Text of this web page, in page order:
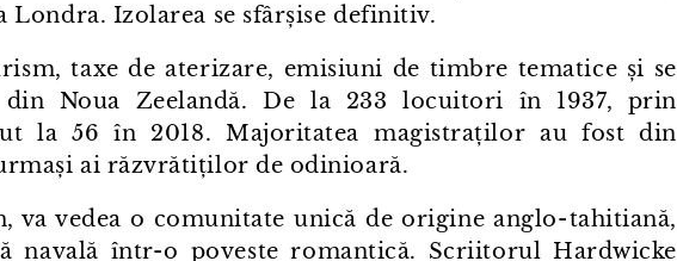
Izolarea se sfârșise definitiv.
taxe de aterizare, emisiuni de timbre tematice și se
din Noua Zeelandă. De la 233 locuitori în 1937, prin
la 56 în 2018. Majoritatea magistraților au fost din
ai răzvrătiților de odinioară.
va vedea o comunitate unică de origine anglo⁠-⁠tahitiană,
navală într⁠-⁠o poveste romantică. Scriitorul Hardwicke